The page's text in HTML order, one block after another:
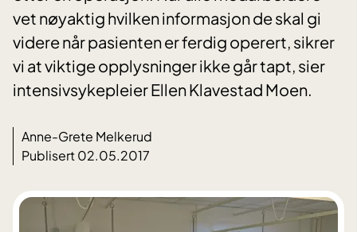
vet nøyaktig hvilken informasjon de skal gi
videre når pasienten er ferdig operert, sikrer
vi at viktige opplysninger ikke går tapt, sier
intensivsykepleier Ellen Klavestad Moen.
Anne-Grete Melkerud
Publisert 02.05.2017